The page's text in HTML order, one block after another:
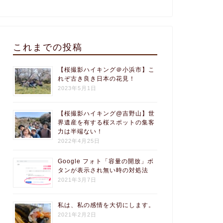
これまでの投稿
【桜撮影ハイキング＠小浜市】こ
れぞ古き良き日本の花見！
2023年5月1日
【桜撮影ハイキング@吉野山】世
界遺産を有する桜スポットの集客
力は半端ない！
2022年4月25日
Google フォト「容量の開放」ボ
タンが表示され無い時の対処法
2021年3月7日
私は、私の感情を大切にします。
2021年2月2日